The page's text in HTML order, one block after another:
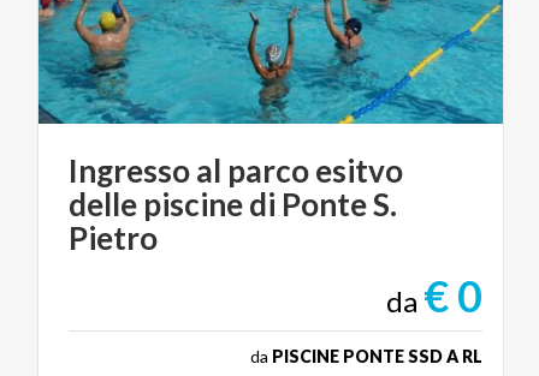
Ingresso al parco esitvo
delle piscine di Ponte S.
Pietro
da € 0
da PISCINE PONTE SSD A RL